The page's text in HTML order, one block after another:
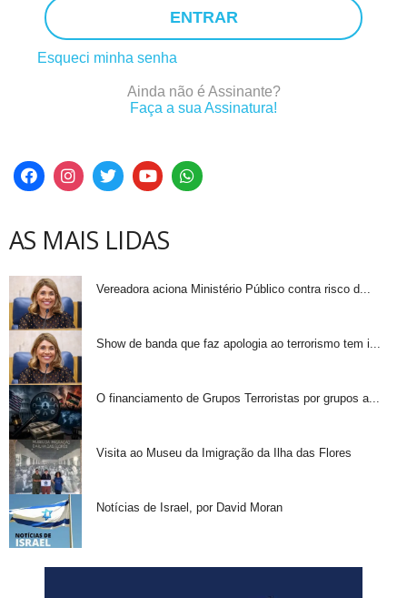
ENTRAR
Esqueci minha senha
Ainda não é Assinante?
Faça a sua Assinatura!
AS MAIS LIDAS
Vereadora aciona Ministério Público contra risco d...
Show de banda que faz apologia ao terrorismo tem i...
O financiamento de Grupos Terroristas por grupos a...
Visita ao Museu da Imigração da Ilha das Flores
Notícias de Israel, por David Moran